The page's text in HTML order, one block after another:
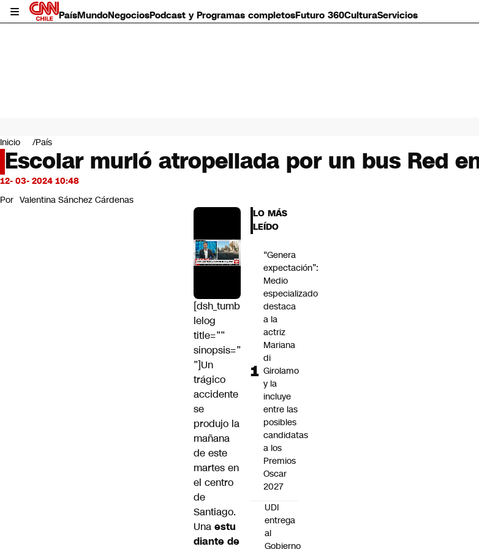
PaísMundoNegociosPodcast y Programas completosFuturo 360CulturaServicios
Mundo
Negocios
Deportes
Programas completos
Servicios
Inicio País
Escolar murió atropellada por un bus Red
12- 03- 2024 10:48
Por Valentina Sánchez Cárdenas
[dsh_tumb
lelog
title=””
sinopsis=”
”]Un
trágico
accidente
se
produjo la
mañana
de este
martes en
el centro
de
Santiago.
Una estu
diante de
LO MÁS
LEÍDO
“Genera
expectación”:
Medio
especializado
destaca
a la
actriz
Mariana
di
Girolamo
y la
incluye
entre las
posibles
candidatas
a los
Premios
Oscar
2027
UDI
entrega
al
Gobierno